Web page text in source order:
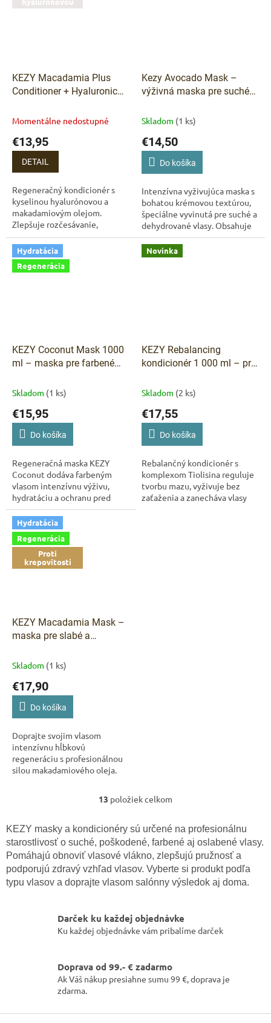
KEZY Macadamia Plus
Conditioner + Hyaluronic
kondicionér pre veľmi
Momentálne nedostupné
€13,95
DETAIL
Regeneračný kondicionér s
kyselinou hyalurónovou a
makadamiovým olejom.
Zlepšuje rozčesávanie,
vyživuje vlasové vlákno a
zanecháva vlasy hladšie a
lesklejšie. KEZY Macadamia...
Kezy Avocado Mask –
výživná maska pre suché
olejom a glycerínom 1 000
Skladom (1 ks)
€14,50
Do košíka
Intenzívna vyživujúca maska s
bohatou krémovou textúrou,
špeciálne vyvinutá pre suché a
dehydrované vlasy. Obsahuje
avokádový olej a glycerín,
ktoré dodávajú vlasom
hebkosť,...
Hydratácia
Regenerácia
KEZY Coconut Mask 1000
ml – maska pre farbené
Skladom (1 ks)
€15,95
Do košíka
Regeneračná maska KEZY
Coconut dodáva farbeným
vlasom intenzívnu výživu,
hydratáciu a ochranu pred
vyblednutím farby. Kokosová
voda spolu s komplexom Shiny
Shieldex obnovuje...
Novinka
KEZY Rebalancing
kondicionér 1 000 ml – pre
Skladom (2 ks)
€17,55
Do košíka
Rebalančný kondicionér s
komplexom Tiolisina reguluje
tvorbu mazu, vyživuje bez
zaťaženia a zanecháva vlasy
Hydratácia
Regenerácia
Proti
krepovitosti
KEZY Macadamia Mask –
maska pre slabé a
Skladom (1 ks)
€17,90
Do košíka
Doprajte svojim vlasom
intenzívnu hĺbkovú
regeneráciu s profesionálnou
silou makadamiového oleja.
zjemňuje ich a navracia im...
O
l
á
d
a
c
i
r
v
v
ý
s
13 položiek celkom
KEZY masky a kondicionéry sú určené na profesionálnu
starostlivosť o suché, poškodené, farbené aj oslabené vlasy.
Pomáhajú obnoviť vlasové vlákno, zlepšujú pružnosť a
podporujú zdravý vzhľad vlasov. Vyberte si produkt podľa
typu vlasov a doprajte vlasom salónny výsledok aj doma.
Darček ku každej objednávke
Ku každej objednávke vám pribalíme darček
Doprava od 99.- € zadarmo
Ak Váš nákup presiahne sumu 99 €, doprava je
zdarma.
Odoslať